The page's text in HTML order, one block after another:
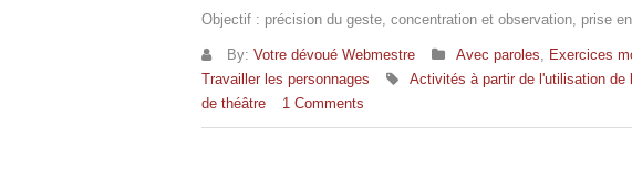
Objectif : précision du geste, concentration et observation, prise
By: Votre dévoué Webmestre Avec paroles, Exercices
Travailler les personnages
Activités à partir de l'utilisation de
de théâtre
1 Comments